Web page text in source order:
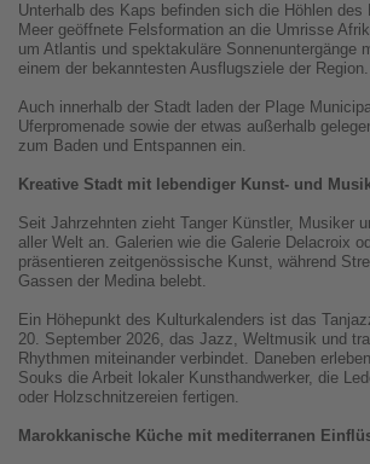
Unterhalb des Kaps befinden sich die Höhlen des
Meer geöffnete Felsformation an die Umrisse
um Atlantis und spektakuläre Sonnenuntergänge
einem der bekanntesten Ausflugsziele der Region.
Auch innerhalb der Stadt laden der Plage
Uferpromenade sowie der etwas außerhalb
zum Baden und Entspannen ein.
Kreative Stadt mit lebendiger Kunst- und
Seit Jahrzehnten zieht Tanger Künstler, Musiker
aller Welt an. Galerien wie die Galerie Delacroix
präsentieren zeitgenössische Kunst, während
Gassen der Medina belebt.
Ein Höhepunkt des Kulturkalenders ist das
20. September 2026, das Jazz, Weltmusik und
Rhythmen miteinander verbindet. Daneben
Souks die Arbeit lokaler Kunsthandwerker, die
oder Holzschnitzereien fertigen.
Marokkanische Küche mit mediterranen